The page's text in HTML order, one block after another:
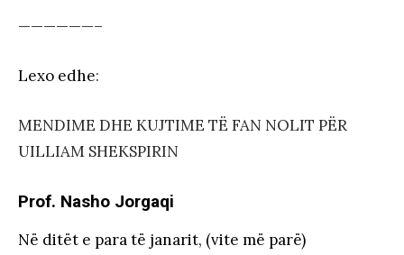
——————–
Lexo edhe:
MENDIME DHE KUJTIME TË FAN NOLIT PËR
UILLIAM SHEKSPIRIN
Prof. Nasho Jorgaqi
Në ditët e para të janarit, (vite më parë)